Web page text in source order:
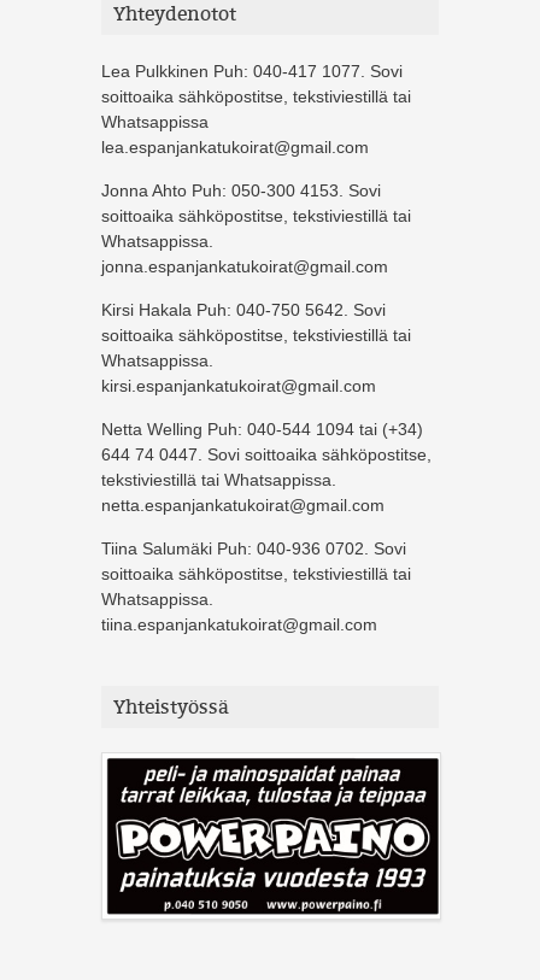
Yhteydenotot
Lea Pulkkinen Puh: 040-417 1077. Sovi
soittoaika sähköpostitse, tekstiviestillä tai
Whatsappissa
lea.espanjankatukoirat@gmail.com
Jonna Ahto Puh: 050-300 4153. Sovi
soittoaika sähköpostitse, tekstiviestillä tai
Whatsappissa.
jonna.espanjankatukoirat@gmail.com
Kirsi Hakala Puh: 040-750 5642. Sovi
soittoaika sähköpostitse, tekstiviestillä tai
Whatsappissa.
kirsi.espanjankatukoirat@gmail.com
Netta Welling Puh: 040-544 1094 tai (+34)
644 74 0447. Sovi soittoaika sähköpostitse,
tekstiviestillä tai Whatsappissa.
netta.espanjankatukoirat@gmail.com
Tiina Salumäki Puh: 040-936 0702. Sovi
soittoaika sähköpostitse, tekstiviestillä tai
Whatsappissa.
tiina.espanjankatukoirat@gmail.com
Yhteistyössä